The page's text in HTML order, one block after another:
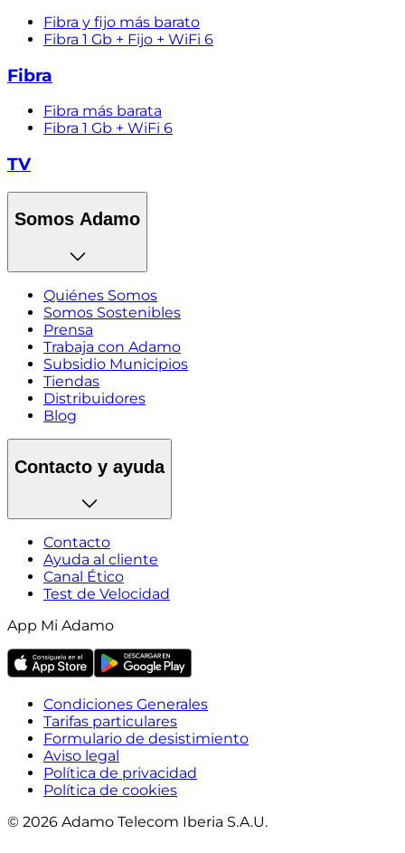
Fibra y fijo más barato
Fibra 1 Gb + Fijo + WiFi 6
Fibra
Fibra más barata
Fibra 1 Gb + WiFi 6
TV
Somos Adamo
Quiénes Somos
Somos Sostenibles
Prensa
Trabaja con Adamo
Subsidio Municipios
Tiendas
Distribuidores
Blog
Contacto y ayuda
Contacto
Ayuda al cliente
Canal Ético
Test de Velocidad
App Mi Adamo
Condiciones Generales
Tarifas particulares
Formulario de desistimiento
Aviso legal
Política de privacidad
Política de cookies
© 2026 Adamo Telecom Iberia S.A.U.